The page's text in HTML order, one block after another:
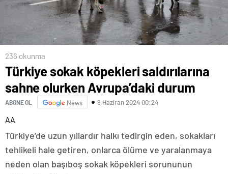
236 okunma
Türkiye sokak köpekleri saldırılarına
sahne olurken Avrupa’daki durum
ABONE OL News 9 Haziran 2024 00:24
AA
Türkiye’de uzun yıllardır halkı tedirgin eden, sokakları
tehlikeli hale getiren, onlarca ölüme ve yaralanmaya
neden olan başıboş sokak köpekleri sorununun